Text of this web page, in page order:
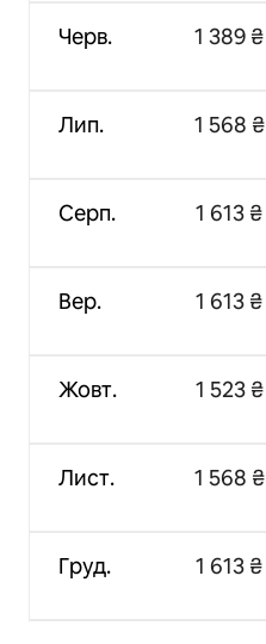
Черв.
Лип.
Серп.
Вер.
Жовт.
Лист.
Груд.
1 389 ₴
1 568 ₴
1 613 ₴
1 613 ₴
1 523 ₴
1 568 ₴
1 613 ₴